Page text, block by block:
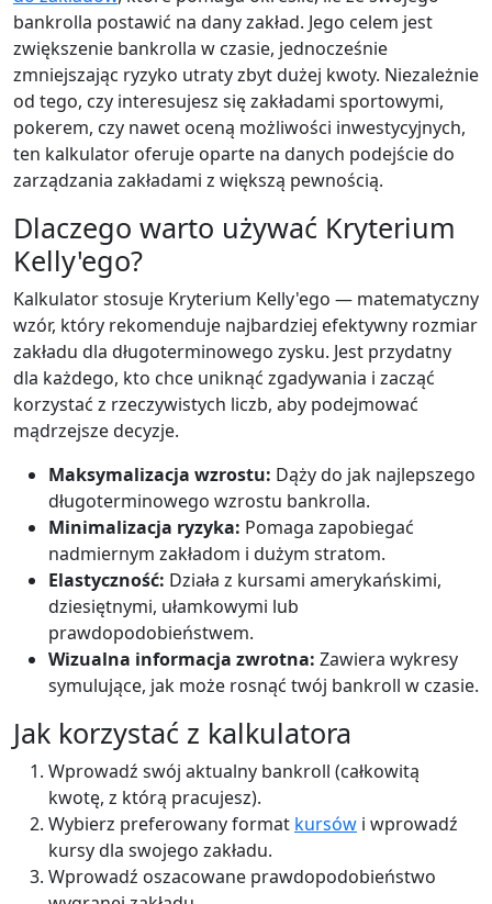
bankrolla postawić na dany zakład. Jego celem jest
zwiększenie bankrolla w czasie, jednocześnie
zmniejszając ryzyko utraty zbyt dużej kwoty. Niezależnie
od tego, czy interesujesz się zakładami sportowymi,
pokerem, czy nawet oceną możliwości inwestycyjnych,
ten kalkulator oferuje oparte na danych podejście do
zarządzania zakładami z większą pewnością.
Dlaczego warto używać Kryterium
Kelly'ego?
Kalkulator stosuje Kryterium Kelly'ego — matematyczny
wzór, który rekomenduje najbardziej efektywny rozmiar
zakładu dla długoterminowego zysku. Jest przydatny
dla każdego, kto chce uniknąć zgadywania i zacząć
korzystać z rzeczywistych liczb, aby podejmować
mądrzejsze decyzje.
Maksymalizacja wzrostu: Dąży do jak najlepszego
długoterminowego wzrostu bankrolla.
Minimalizacja ryzyka: Pomaga zapobiegać
nadmiernym zakładom i dużym stratom.
Elastyczność: Działa z kursami amerykańskimi,
dziesiętnymi, ułamkowymi lub
prawdopodobieństwem.
Wizualna informacja zwrotna: Zawiera wykresy
symulujące, jak może rosnąć twój bankroll w czasie.
Jak korzystać z kalkulatora
Wprowadź swój aktualny bankroll (całkowitą
kwotę, z którą pracujesz).
Wybierz preferowany format kursów i wprowadź
kursy dla swojego zakładu.
Wprowadź oszacowane prawdopodobieństwo